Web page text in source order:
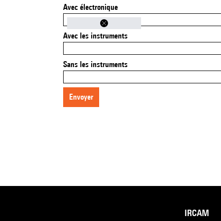
Avec électronique
Avec les instruments
Sans les instruments
envoyer
IRCAM